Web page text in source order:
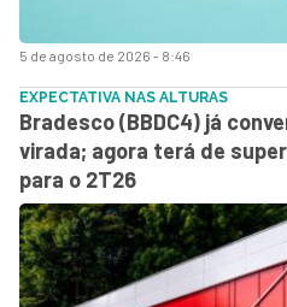
5 de agosto de 2026 - 8:46
EXPECTATIVA NAS ALTURAS
Bradesco (BBDC4) já
virada; agora terá de
para o 2T26